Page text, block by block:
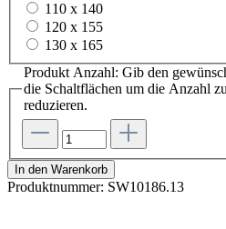
110 x 140
120 x 155
130 x 165
Produkt Anzahl: Gib den
die Schaltflächen um die Anzahl
reduzieren.
In den Warenkorb
Produktnummer: SW10186.13